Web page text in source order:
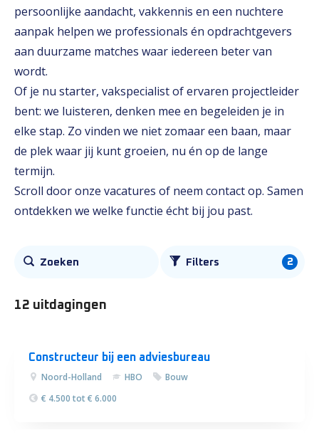
persoonlijke aandacht, vakkennis en een nuchtere
aanpak helpen we professionals én opdrachtgevers
aan duurzame matches waar iedereen beter van
wordt.
Of je nu starter, vakspecialist of ervaren projectleider
bent: we luisteren, denken mee en begeleiden je in
elke stap. Zo vinden we niet zomaar een baan, maar
de plek waar jij kunt groeien, nu én op de lange
termijn.
Scroll door onze vacatures of neem contact op. Samen
ontdekken we welke functie écht bij jou past.
Alle
12 uitdagingen
Zoeken Filters 2
Constructeur bij een adviesbureau
Noord-Holland HBO
Bouw
€ 4.500 tot € 6.000